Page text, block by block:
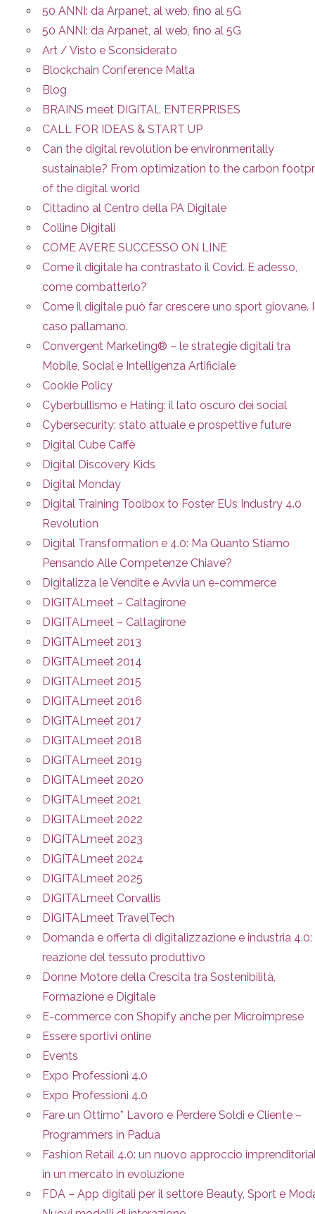
50 ANNI: da Arpanet, al web, fino al 5G
50 ANNI: da Arpanet, al web, fino al 5G
Art / Visto e Sconsiderato
Blockchain Conference Malta
Blog
BRAINS meet DIGITAL ENTERPRISES
CALL FOR IDEAS & START UP
Can the digital revolution be environmentally
sustainable? From optimization to the carbon
of the digital world
Cittadino al Centro della PA Digitale
Colline Digitali
COME AVERE SUCCESSO ON LINE
Come il digitale ha contrastato il Covid. E adesso,
come combatterlo?
Come il digitale può far crescere uno sport giovane.
caso pallamano.
Convergent Marketing® – le strategie digitali tra
Mobile, Social e Intelligenza Artificiale
Cookie Policy
Cyberbullismo e Hating: il lato oscuro dei social
Cybersecurity: stato attuale e prospettive future
Digital Cube Caffè
Digital Discovery Kids
Digital Monday
Digital Training Toolbox to Foster EUs Industry 4.0
Revolution
Digital Transformation e 4.0: Ma Quanto Stiamo
Pensando Alle Competenze Chiave?
Digitalizza le Vendite e Avvia un e-commerce
DIGITALmeet – Caltagirone
DIGITALmeet – Caltagirone
DIGITALmeet 2013
DIGITALmeet 2014
DIGITALmeet 2015
DIGITALmeet 2016
DIGITALmeet 2017
DIGITALmeet 2018
DIGITALmeet 2019
DIGITALmeet 2020
DIGITALmeet 2021
DIGITALmeet 2022
DIGITALmeet 2023
DIGITALmeet 2024
DIGITALmeet 2025
DIGITALmeet Corvallis
DIGITALmeet TravelTech
Domanda e offerta di digitalizzazione e industria 4.0:
reazione del tessuto produttivo
Donne Motore della Crescita tra Sostenibilità,
Formazione e Digitale
E-commerce con Shopify anche per Microimprese
Essere sportivi online
Events
Expo Professioni 4.0
Expo Professioni 4.0
Fare un Ottimo* Lavoro e Perdere Soldi e Cliente –
Programmers in Padua
Fashion Retail 4.0: un nuovo approccio
in un mercato in evoluzione
FDA – App digitali per il settore Beauty, Sport e